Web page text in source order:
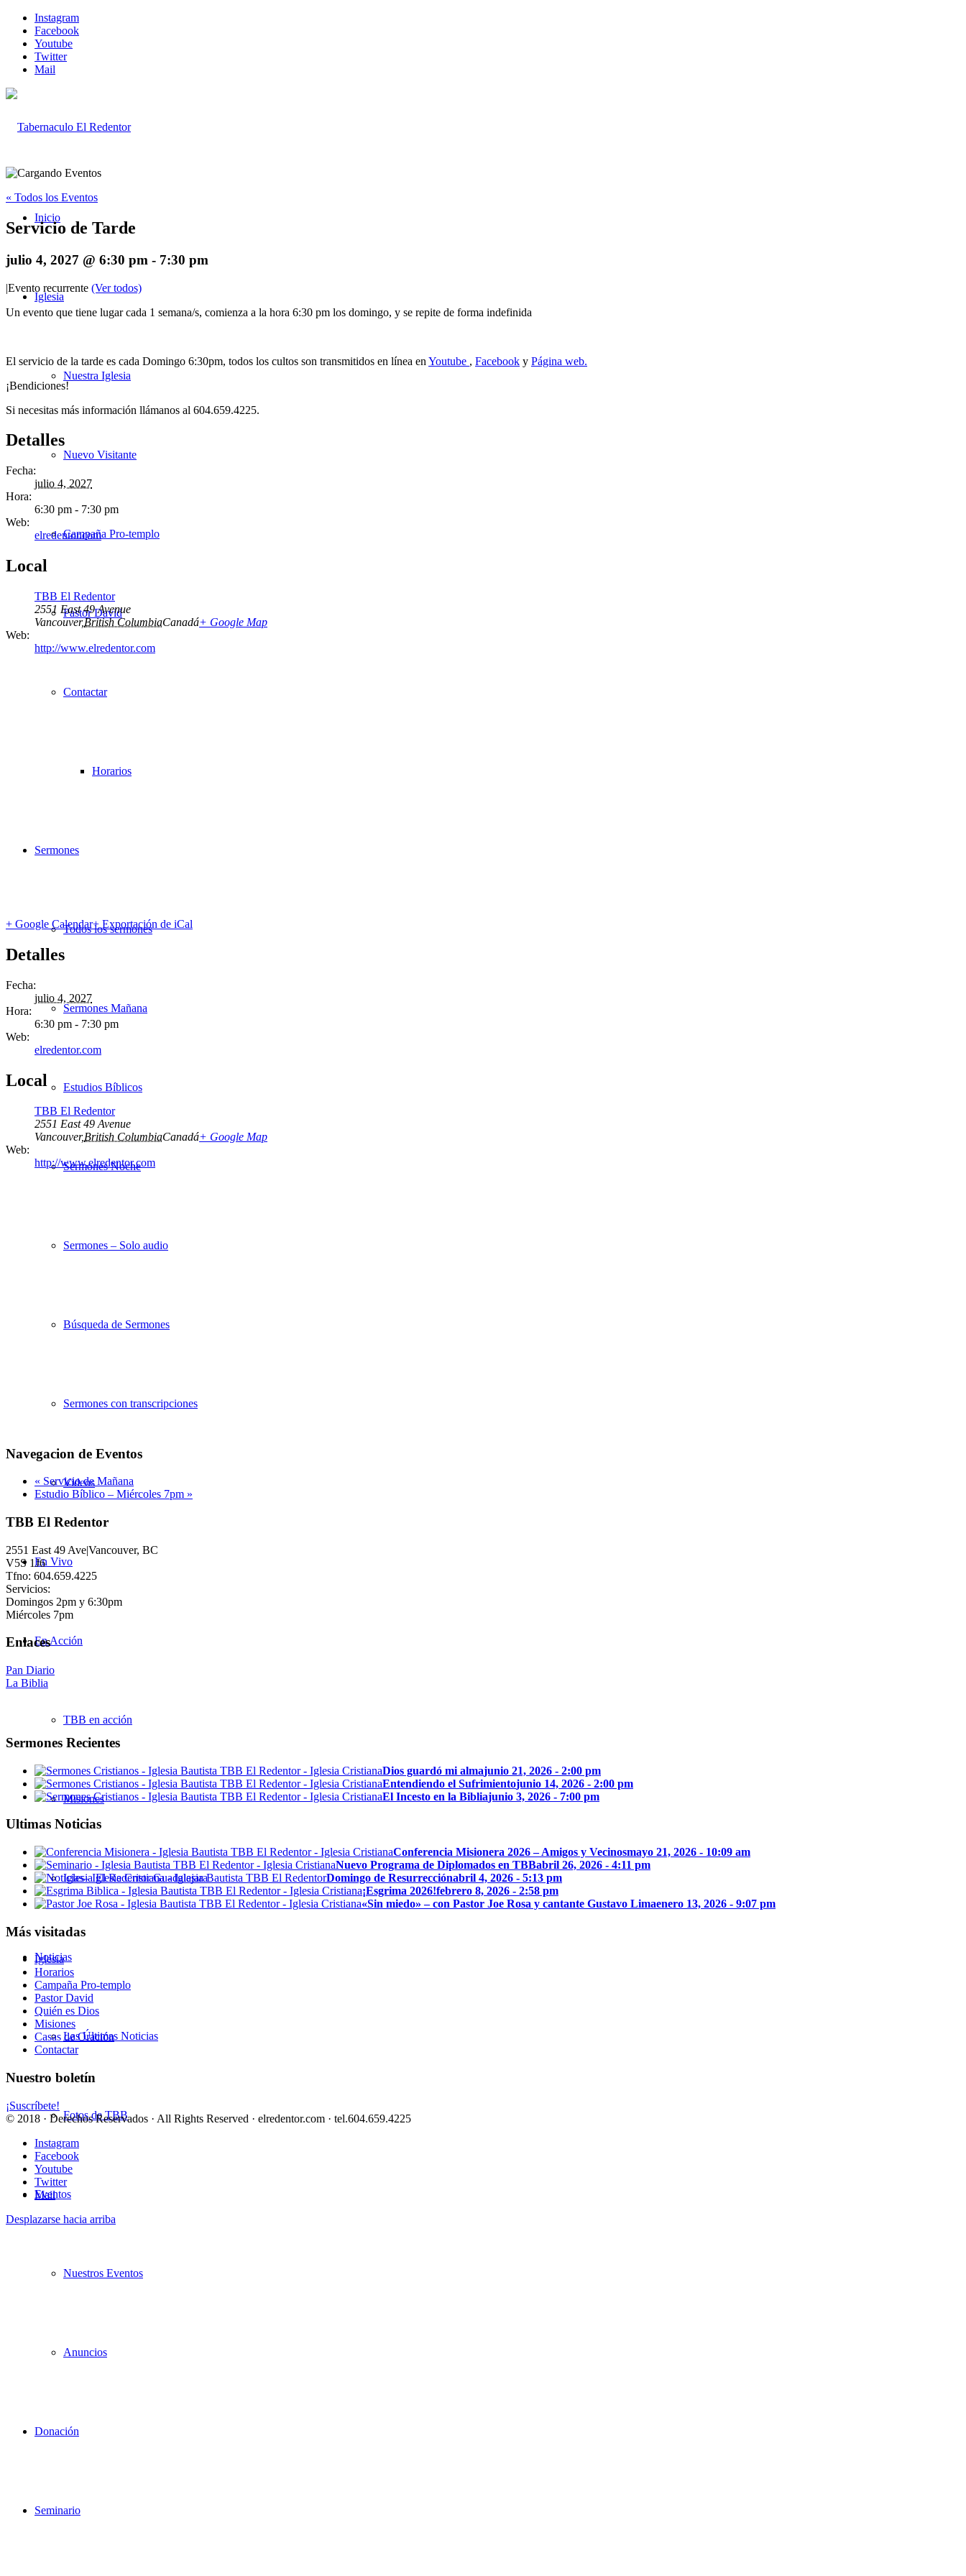
Instagram
Facebook
Youtube
Twitter
Mail
Inicio
Iglesia
Nuestra Iglesia
Nuevo Visitante
Campaña Pro-templo
Pastor David
Contactar
Horarios
Sermones
Todos los sermones
Sermones Mañana
Estudios Bíblicos
Sermones Noche
Sermones – Solo audio
Búsqueda de Sermones
Sermones con transcripciones
Videos
En Vivo
En Acción
TBB en acción
Misiones
Iglesia El Redentor Guadalajara
Noticias
Las Últimas Noticias
Fotos de TBB
Eventos
Nuestros Eventos
Anuncios
Donación
Seminario
« Todos los Eventos
Servicio de Tarde
julio 4, 2027 @ 6:30 pm - 7:30 pm
|Evento recurrente (Ver todos)
Un evento que tiene lugar cada 1 semana/s, comienza a la hora 6:30 pm los domingo, y se repite de forma indefinida
El servicio de la tarde es cada Domingo 6:30pm, todos los cultos son transmitidos en línea en Youtube , Facebook y Página web.
¡Bendiciones!
Si necesitas más información llámanos al 604.659.4225.
Detalles
Fecha:
julio 4, 2027
Hora:
6:30 pm - 7:30 pm
Web:
elredentor.com
Local
TBB El Redentor
2551 East 49 Avenue
Vancouver,British ColumbiaCanadá+ Google Map
Web:
http://www.elredentor.com
+ Google Calendar+ Exportación de iCal
Detalles
Fecha:
julio 4, 2027
Hora:
6:30 pm - 7:30 pm
Web:
elredentor.com
Local
TBB El Redentor
2551 East 49 Avenue
Vancouver,British ColumbiaCanadá+ Google Map
Web:
http://www.elredentor.com
Navegacion de Eventos
« Servicio de Mañana
Estudio Bíblico – Miércoles 7pm »
TBB El Redentor
2551 East 49 Ave|Vancouver, BC
V5S 1J6
Tfno: 604.659.4225
Servicios:
Domingos 2pm y 6:30pm
Miércoles 7pm
Enlaces
Pan Diario
La Biblia
Sermones Recientes
Dios guardó mi almajunio 21, 2026 - 2:00 pm
Entendiendo el Sufrimientojunio 14, 2026 - 2:00 pm
El Incesto en la Bibliajunio 3, 2026 - 7:00 pm
Ultimas Noticias
Conferencia Misionera 2026 – Amigos y Vecinosmayo 21, 2026 - 10:09 am
Nuevo Programa de Diplomados en TBBabril 26, 2026 - 4:11 pm
Domingo de Resurrecciónabril 4, 2026 - 5:13 pm
¡Esgrima 2026!febrero 8, 2026 - 2:58 pm
«Sin miedo» – con Pastor Joe Rosa y cantante Gustavo Limaenero 13, 2026 - 9:07 pm
Más visitadas
Iglesia
Horarios
Campaña Pro-templo
Pastor David
Quién es Dios
Misiones
Casas de Oración
Contactar
Nuestro boletín
¡Suscríbete!
© 2018 · Derechos Reservados · All Rights Reserved · elredentor.com · tel.604.659.4225
Instagram
Facebook
Youtube
Twitter
Mail
Desplazarse hacia arriba